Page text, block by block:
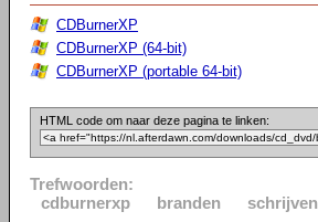
CDBurnerXP
CDBurnerXP (64-bit)
CDBurnerXP (portable 64-bit)
HTML code om naar deze pagina te linken:
Trefwoorden:
cdburnerxp
branden schrijven